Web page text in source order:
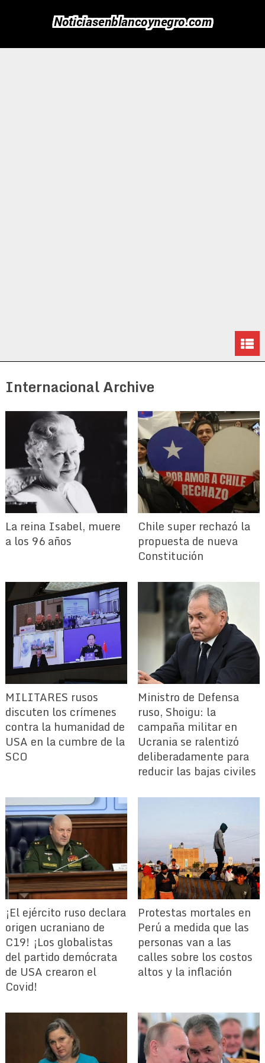
Internacional Archive
La reina Isabel, muere
a los 96 años
Chile super rechazó la
propuesta de nueva
Constitución
MILITARES rusos
discuten los crímenes
contra la humanidad de
USA en la cumbre de la
SCO
Ministro de Defensa
ruso, Shoigu: la
campaña militar en
Ucrania se ralentizó
deliberadamente para
reducir las bajas civiles
¡El ejército ruso declara
origen ucraniano de
C19! ¡Los globalistas
del partido demócrata
de USA crearon el
Covid!
Protestas mortales en
Perú a medida que las
personas van a las
calles sobre los costos
altos y la inflación